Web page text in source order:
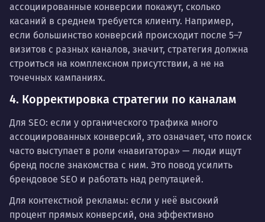
ассоциированные конверсии покажут, сколько
касаний в среднем требуется клиенту. Например,
если большинство конверсий происходит после 5–7
визитов с разных каналов, значит, стратегия должна
строиться на комплексном присутствии, а не на
точечных кампаниях.
4. Корректировка стратегии по каналам
Для SEO: если у органического трафика много
ассоциированных конверсий, это означает, что поиск
часто выступает в роли «навигатора» — люди ищут
бренд после знакомства с ним. Это повод усилить
брендовое SEO и работать над репутацией.
Для контекстной рекламы: если у неё высокий
процент прямых конверсий, она эффективно